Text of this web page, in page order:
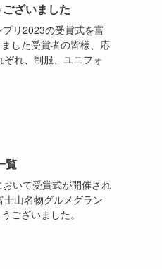
ざいました
リ2023の受賞式を富
した受賞者の皆様、応
れ、制服、ユニフォ
覧
いて受賞式が開催され
山名物グルメグラン
ございました。